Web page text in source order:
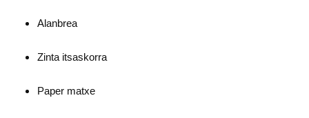
Alanbrea
Zinta itsaskorra
Paper matxe